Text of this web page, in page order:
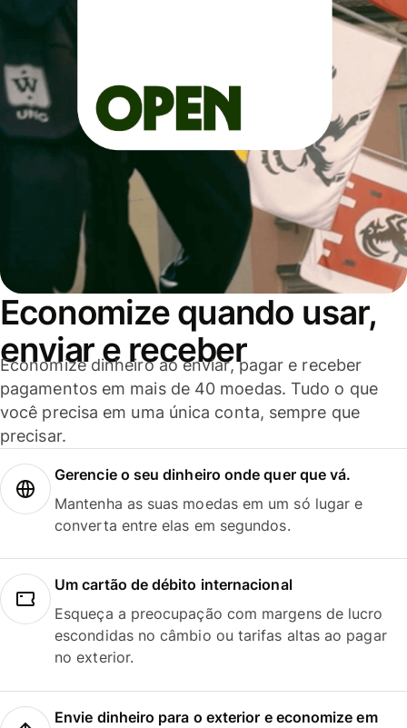
Economize quando usar,
enviar e receber
Economize dinheiro ao enviar, pagar e receber
pagamentos em mais de 40 moedas. Tudo o que
você precisa em uma única conta, sempre que
precisar.
Gerencie o seu dinheiro onde quer que vá.
Mantenha as suas moedas em um só lugar e
converta entre elas em segundos.
Um cartão de débito internacional
Esqueça a preocupação com margens de lucro
escondidas no câmbio ou tarifas altas ao pagar
no exterior.
Envie dinheiro para o exterior e economize em